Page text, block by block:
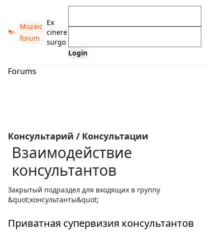
Mozaic
forum
Ex
cinere
surgo
Forums
Консультарий / Консультации
Взаимодействие
консультантов
Закрытый подраздел для входящих в группу
&quot;консультанты&quot;
Приватная супервизия консультантов